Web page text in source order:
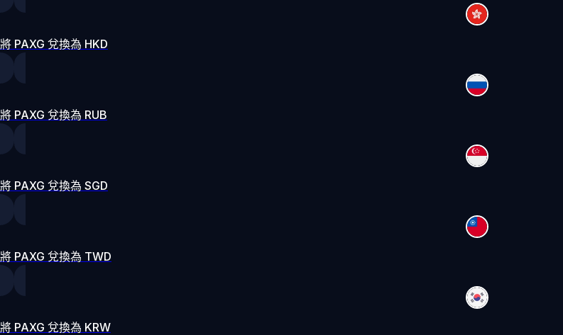
將 PAXG 兌換為 HKD
將 PAXG 兌換為 RUB
將 PAXG 兌換為 SGD
將 PAXG 兌換為 TWD
將 PAXG 兌換為 KRW